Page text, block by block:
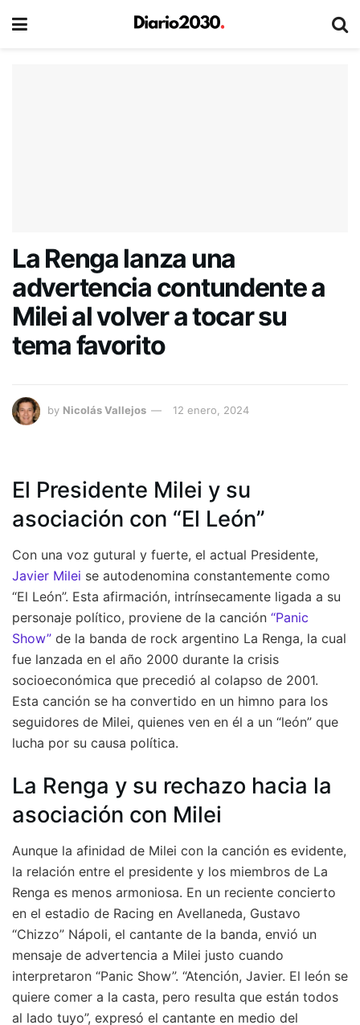
La Renga lanza una
advertencia contundente a
Milei al volver a tocar su
tema favorito
by Nicolás Vallejos 12 enero, 2024
El Presidente Milei y su
asociación con “El León”
Con una voz gutural y fuerte, el actual Presidente,
Javier Milei se autodenomina constantemente como
“El León”. Esta afirmación, intrínsecamente ligada a su
personaje político, proviene de la canción “Panic
Show” de la banda de rock argentino La Renga, la cual
fue lanzada en el año 2000 durante la crisis
socioeconómica que precedió al colapso de 2001.
Esta canción se ha convertido en un himno para los
seguidores de Milei, quienes ven en él a un “león” que
lucha por su causa política.
La Renga y su rechazo hacia la
asociación con Milei
Aunque la afinidad de Milei con la canción es evidente,
la relación entre el presidente y los miembros de La
Renga es menos armoniosa. En un reciente concierto
en el estadio de Racing en Avellaneda, Gustavo
“Chizzo” Nápoli, el cantante de la banda, envió un
mensaje de advertencia a Milei justo cuando
interpretaron “Panic Show”. “Atención, Javier. El león se
quiere comer a la casta, pero resulta que están todos
al lado tuyo”, expresó el cantante en medio del